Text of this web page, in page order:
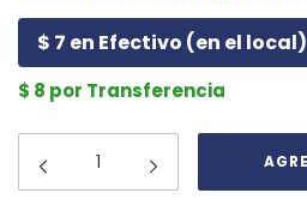
$ 7 en Efectivo (en el local)
$ 8 por Transferencia